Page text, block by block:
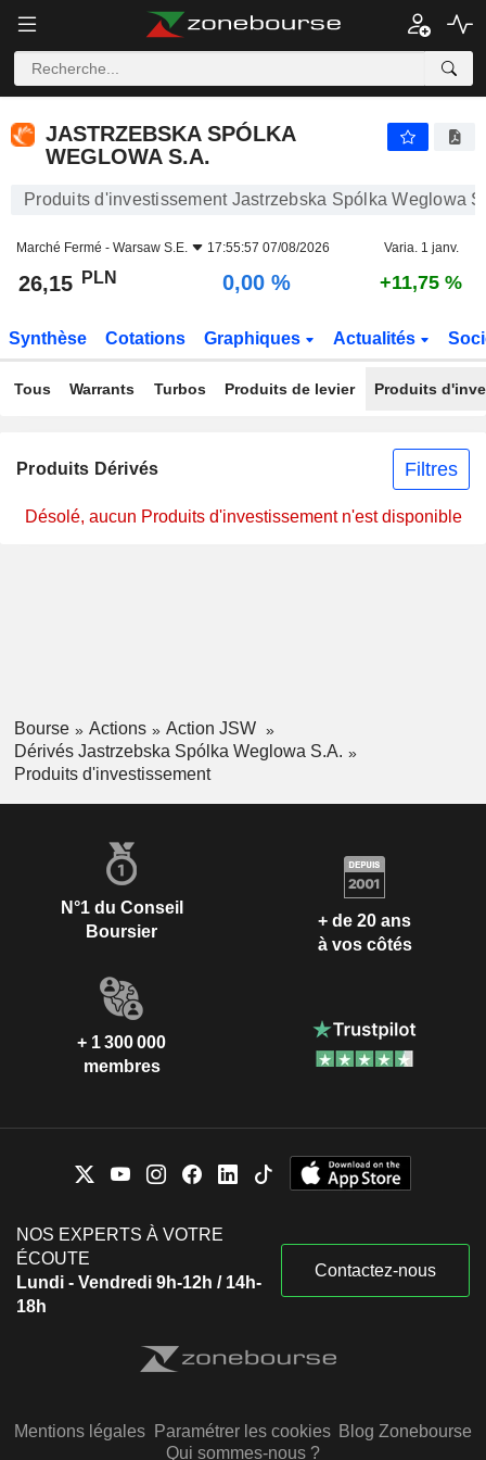
JASTRZEBSKA SPÓLKA
WEGLOWA S.A.
Produits d'investissement Jastrzebska Spólka Weglowa
Marché Fermé - Warsaw S.E. 17:55:57 07/08/2026 Varia. 1 janv.
26,15 PLN 0,00 % +11,75 %
Synthèse Cotations Graphiques Actualités
Tous Warrants Turbos Produits de levier Produits
Produits Dérivés Filtres
Désolé, aucun Produits d'investissement n'est disponible
Bourse Actions
Action JSW
Dérivés Jastrzebska Spólka Weglowa S.A.
Produits d'investissement
N°1 du Conseil
Boursier
+ de 20 ans
à vos côtés
+ 1 300 000
membres
NOS EXPERTS À VOTRE
ÉCOUTE
Lundi - Vendredi 9h-12h / 14h-
18h
Contactez-nous
Mentions légales Paramétrer les cookies Blog Zonebourse
Qui sommes-nous ?